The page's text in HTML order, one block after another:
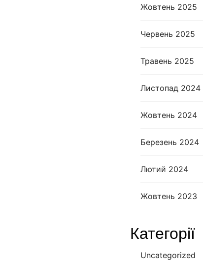
Жовтень 2025
Червень 2025
Травень 2025
Листопад 2024
Жовтень 2024
Березень 2024
Лютий 2024
Жовтень 2023
Категорії
Uncategorized